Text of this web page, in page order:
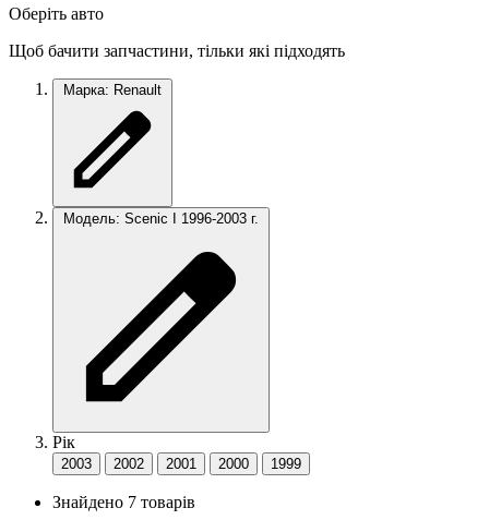
Оберіть авто
Щоб бачити запчастини, тільки які підходять
Марка: Renault
Модель: Scenic I 1996-2003 г.
Рік
2003 2002 2001 2000 1999
Знайдено 7 товарів